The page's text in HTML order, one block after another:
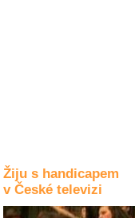
Žiju s handicapem
v České televizi